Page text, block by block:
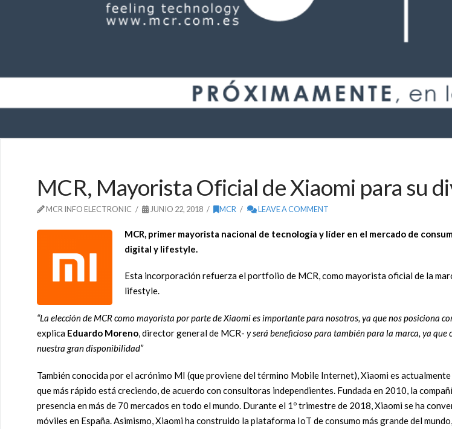
MCR, Mayorista Oficial de Xiaomi para su
MCR INFO ELECTRONIC JUNIO 22, 2018 MCR LEAVE A COMMENT
MCR, primer mayorista nacional de tecnología y líder en el mercado de
digital y lifestyle.
Esta incorporación refuerza el portfolio de MCR, como mayorista oficial de la
lifestyle.
“La elección de MCR como mayorista por parte de Xiaomi es importante para nosotros, ya que nos posiciona
explica Eduardo Moreno, director general de MCR- y será beneficioso para también para la marca, ya
nuestra gran disponibilidad”
También conocida por el acrónimo MI (que proviene del término Mobile Internet), Xiaomi es
que más rápido está creciendo, de acuerdo con consultoras independientes. Fundada en 2010, la
presencia en más de 70 mercados en todo el mundo. Durante el 1º trimestre de 2018, Xiaomi se ha
móviles en España. Asimismo, Xiaomi ha construido la plataforma IoT de consumo más grande del